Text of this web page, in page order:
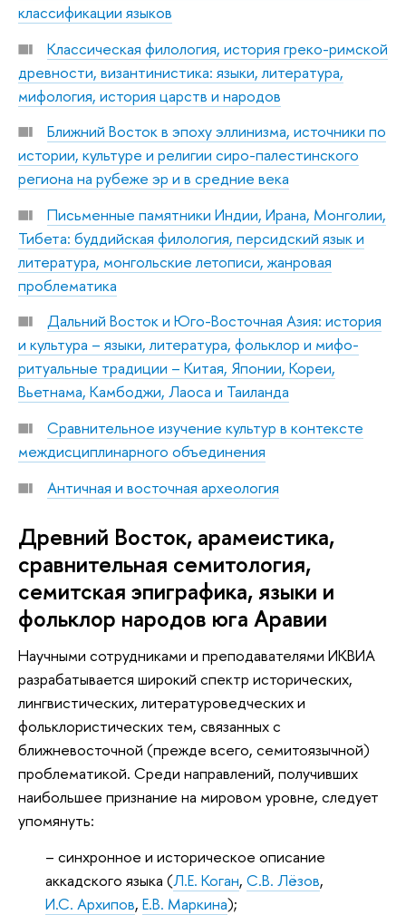
классификации языков
Классическая филология, история греко-римской
древности, византинистика: языки, литература,
мифология, история царств и народов
Ближний Восток в эпоху эллинизма, источники по
истории, культуре и религии сиро-палестинского
региона на рубеже эр и в средние века
Письменные памятники Индии, Ирана, Монголии,
Тибета: буддийская филология, персидский язык и
литература, монгольские летописи, жанровая
проблематика
Дальний Восток и Юго-Восточная Азия: история
и культура – языки, литература, фольклор и мифо-
ритуальные традиции – Китая, Японии, Кореи,
Вьетнама, Камбоджи, Лаоса и Таиланда
Cравнительное изучение культур в контексте
междисциплинарного объединения
Античная и восточная археология
Древний Восток, арамеистика,
сравнительная семитология,
семитская эпиграфика, языки и
фольклор народов юга Аравии
Научными сотрудниками и преподавателями ИКВИА
разрабатывается широкий спектр исторических,
лингвистических, литературоведческих и
фольклористических тем, связанных с
ближневосточной (прежде всего, семитоязычной)
проблематикой. Среди направлений, получивших
наибольшее признание на мировом уровне, следует
упомянуть:
– синхронное и историческое описание
аккадского языка (Л.Е. Коган, С.В. Лёзов,
И.С. Архипов, Е.В. Маркина);